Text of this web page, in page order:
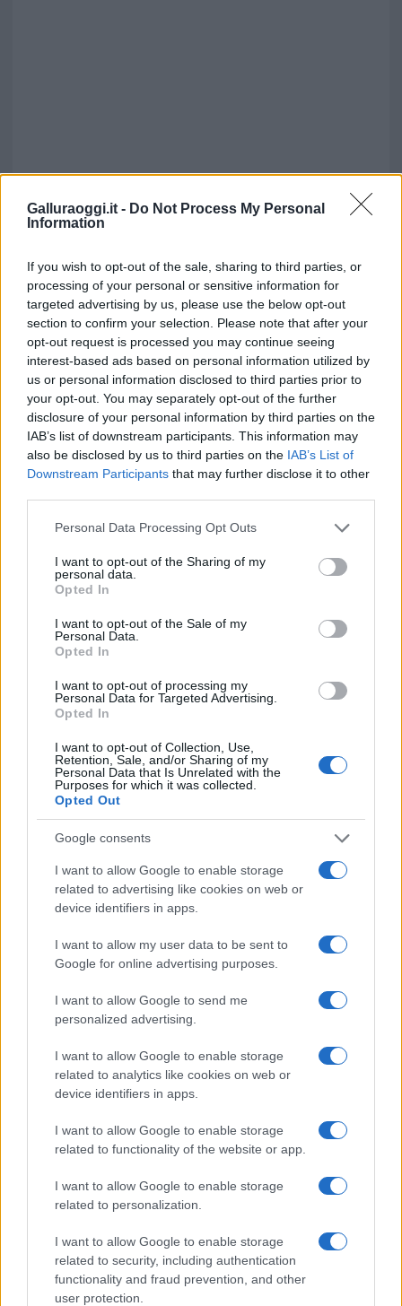
Galluraoggi.it - Do Not Process My Personal
Information
If you wish to opt-out of the sale, sharing to third parties, or
processing of your personal or sensitive information for
targeted advertising by us, please use the below opt-out
section to confirm your selection. Please note that after your
opt-out request is processed you may continue seeing
interest-based ads based on personal information utilized by
us or personal information disclosed to third parties prior to
your opt-out. You may separately opt-out of the further
disclosure of your personal information by third parties on the
IAB’s list of downstream participants. This information may
also be disclosed by us to third parties on the IAB’s List of
Downstream Participants that may further disclose it to other
Please note that this website/app uses one or more Google
not limited to your visit or usage behaviour. You may click to
grant or deny consent to Google and its third-party tags to
use your data for below specified purposes in below Google
consent section.
Personal Data Processing Opt Outs
I want to opt-out of the Sharing of my
personal data.
Opted In
I want to opt-out of the Sale of my
Personal Data.
Opted In
I want to opt-out of processing my
Personal Data for Targeted Advertising.
Opted In
I want to opt-out of Collection, Use,
Retention, Sale, and/or Sharing of my
Personal Data that Is Unrelated with the
Purposes for which it was collected.
Opted Out
Google consents
I want to allow Google to enable storage
related to advertising like cookies on web or
device identifiers in apps.
I want to allow my user data to be sent to
Google for online advertising purposes.
I want to allow Google to send me
personalized advertising.
I want to allow Google to enable storage
related to analytics like cookies on web or
device identifiers in apps.
I want to allow Google to enable storage
related to functionality of the website or app.
I want to allow Google to enable storage
related to personalization.
I want to allow Google to enable storage
related to security, including authentication
functionality and fraud prevention, and other
user protection.
Vuoi rimuovere le pubblicità nazionali?
Puoi abbonarti asoli € 1,10 al mese
cliccando
Sei già abbonato?
Puoi effettuare l'accesso andando nella
sezione Logindal menù del sito o
cliccando
TEMI:
Notizie San Teodoro
Nuotatori Paralimpici San Teodoro
Inviaci le tue segnalazioni,
i tuoi video e le tue foto
Su WhatsApp al numero +39
Notizie in tempo reale?
GalluraOggi.it
daGoogle News
Condividi l'articolo